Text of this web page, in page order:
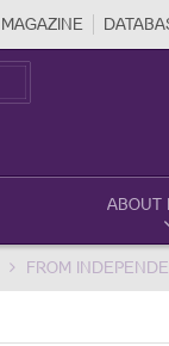
MAGAZINE
ABOUT
FROM